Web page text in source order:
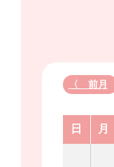
〈 前月
日 月